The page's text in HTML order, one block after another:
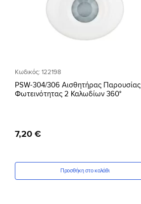
Κωδικός: 122198
PSW-304/306 Αισθητήρας Παρουσίας
Φωτεινότητας 2 Καλωδίων 360°
7,20 €
Προσθήκη στο καλάθι